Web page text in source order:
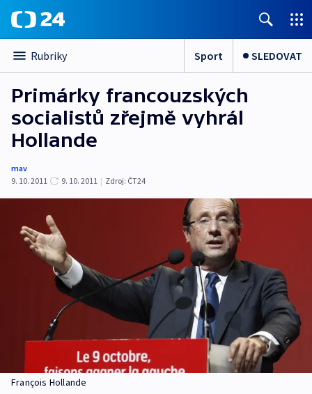
Rubriky Sport SLEDOVAT
Primárky francouzských
socialistů zřejmě vyhrál
Hollande
mav
9. 10. 2011
9. 10. 2011 | Zdroj: ČT24
François Hollande